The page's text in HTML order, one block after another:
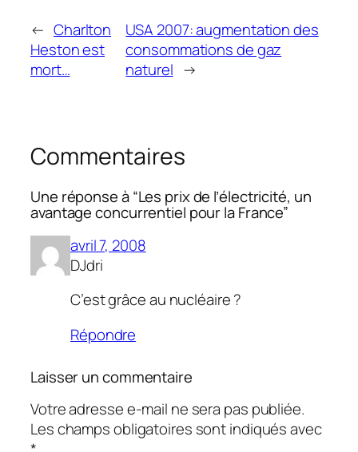
← Charlton
Heston est
mort…
USA 2007: augmentation des
consommations de gaz
naturel →
Commentaires
Une réponse à “Les prix de l’électricité, un
avantage concurrentiel pour la France”
avril 7, 2008
DJdri
C’est grâce au nucléaire ?
Répondre
Laisser un commentaire
Votre adresse e-mail ne sera pas publiée.
Les champs obligatoires sont indiqués avec